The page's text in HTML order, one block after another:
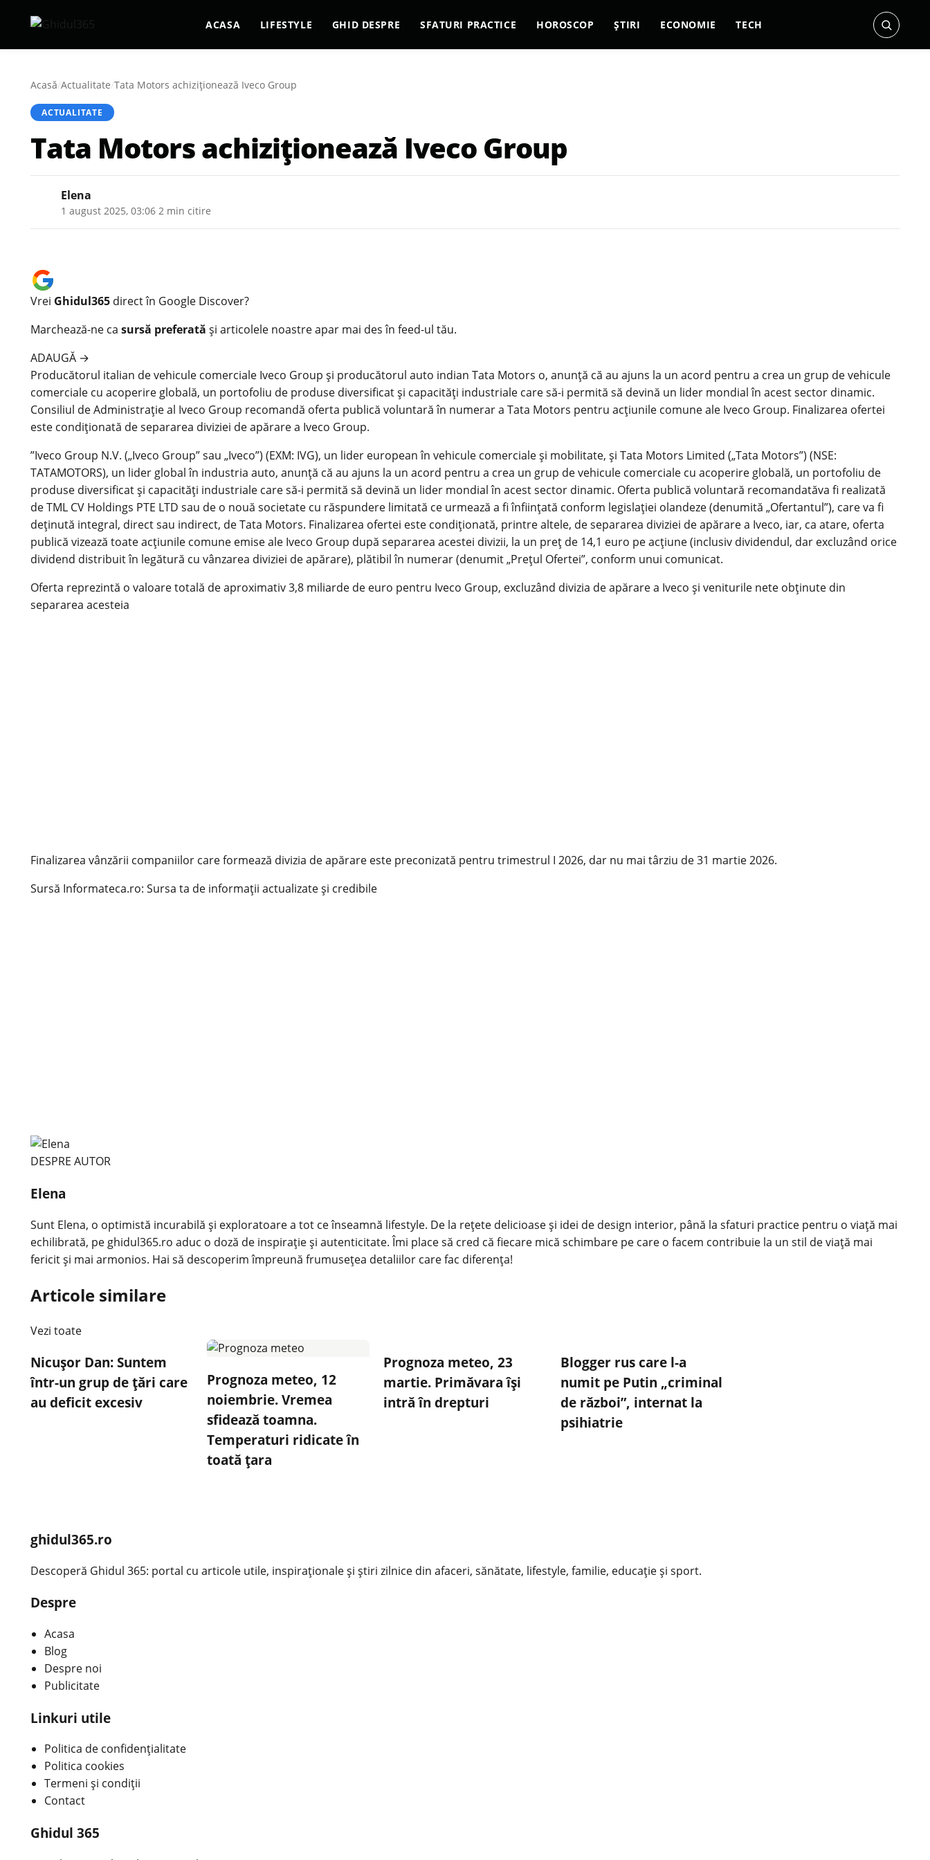
ACASA LIFESTYLE GHID DESPRE SFATURI PRACTICE HOROSCOP ȘTIRI ECONOMIE TECH
Acasă/Actualitate/Tata Motors achiziţionează Iveco Group
ACTUALITATE
Tata Motors achiziţionează Iveco Group
Elena
1 august 2025, 03:06 2 min citire
Vrei Ghidul365 direct în Google Discover?
Marchează-ne ca sursă preferată și articolele noastre apar mai des în feed-ul tău.
ADAUGĂ →
Producătorul italian de vehicule comerciale Iveco Group şi producătorul auto indian Tata Motors o, anunţă că au ajuns la un acord pentru a crea un grup de vehicule
comerciale cu acoperire globală, un portofoliu de produse diversificat şi capacităţi industriale care să-i permită să devină un lider mondial în acest sector dinamic.
Consiliul de Administraţie al Iveco Group recomandă oferta publică voluntară în numerar a Tata Motors pentru acţiunile comune ale Iveco Group. Finalizarea ofertei
este condiţionată de separarea diviziei de apărare a Iveco Group.
”Iveco Group N.V. („Iveco Group” sau „Iveco”) (EXM: IVG), un lider european în vehicule comerciale şi mobilitate, şi Tata Motors Limited („Tata Motors”) (NSE:
TATAMOTORS), un lider global în industria auto, anunţă că au ajuns la un acord pentru a crea un grup de vehicule comerciale cu acoperire globală, un portofoliu de
produse diversificat şi capacităţi industriale care să-i permită să devină un lider mondial în acest sector dinamic. Oferta publică voluntară recomandatăva fi realizată
de TML CV Holdings PTE LTD sau de o nouă societate cu răspundere limitată ce urmează a fi înfiinţată conform legislaţiei olandeze (denumită „Ofertantul”), care va fi
deţinută integral, direct sau indirect, de Tata Motors. Finalizarea ofertei este condiţionată, printre altele, de separarea diviziei de apărare a Iveco, iar, ca atare, oferta
publică vizează toate acţiunile comune emise ale Iveco Group după separarea acestei divizii, la un preţ de 14,1 euro pe acţiune (inclusiv dividendul, dar excluzând orice
dividend distribuit în legătură cu vânzarea diviziei de apărare), plătibil în numerar (denumit „Preţul Ofertei”, conform unui comunicat.
Oferta reprezintă o valoare totală de aproximativ 3,8 miliarde de euro pentru Iveco Group, excluzând divizia de apărare a Iveco şi veniturile nete obţinute din
separarea acesteia
Finalizarea vânzării companiilor care formează divizia de apărare este preconizată pentru trimestrul I 2026, dar nu mai târziu de 31 martie 2026.
Sursă Informateca.ro: Sursa ta de informații actualizate și credibile
DESPRE AUTOR
Elena
Sunt Elena, o optimistă incurabilă și exploratoare a tot ce înseamnă lifestyle. De la rețete delicioase și idei de design interior, până la sfaturi practice pentru o viață mai
echilibrată, pe ghidul365.ro aduc o doză de inspirație și autenticitate. Îmi place să cred că fiecare mică schimbare pe care o facem contribuie la un stil de viață mai
fericit și mai armonios. Hai să descoperim împreună frumusețea detaliilor care fac diferența!
Articole similare
Vezi toate
Nicuşor Dan: Suntem
într-un grup de ţări care
au deficit excesiv
Prognoza meteo, 12
noiembrie. Vremea
sfidează toamna.
Temperaturi ridicate în
toată țara
Prognoza meteo, 23
martie. Primăvara își
intră în drepturi
Blogger rus care l-a
numit pe Putin „criminal
de război”, internat la
psihiatrie
ghidul365.ro
Descoperă Ghidul 365: portal cu articole utile, inspiraționale și știri zilnice din afaceri, sănătate, lifestyle, familie, educație și sport.
Despre
Acasa
Blog
Despre noi
Publicitate
Linkuri utile
Politica de confidențialitate
Politica cookies
Termeni și condiții
Contact
Ghidul 365